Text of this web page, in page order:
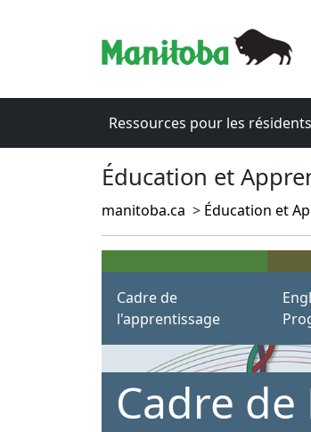
Ressources pour les résidents
Éducation et
manitoba.ca > Éducation et
Cadre de
l'apprentissage
Cadre de